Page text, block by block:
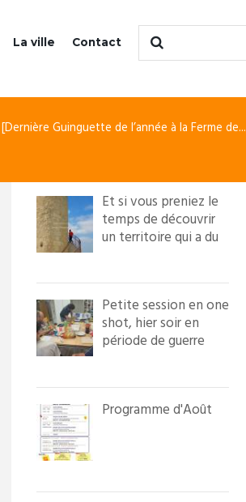
La ville Contact
[Dernière Guinguette de l’année à la Ferme de...
Et si vous preniez le
temps de découvrir
un territoire qui a du
Petite session en one
shot, hier soir en
période de guerre
Programme d'Août